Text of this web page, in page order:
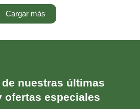
Cargar más
nuestras últimas
ofertas especiales